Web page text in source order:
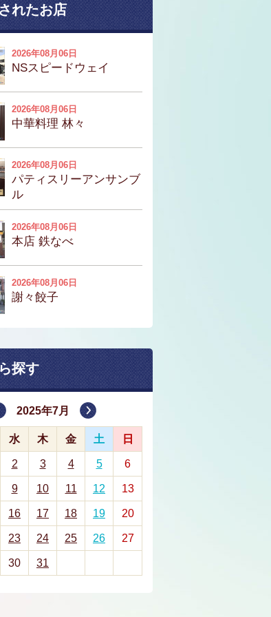
れたお店
2026年08月06日
NSスピードウェイ
2026年08月06日
中華料理 林々
2026年08月06日
パティスリーアンサンブ
ル
2026年08月06日
本店 鉄なべ
2026年08月06日
謝々餃子
探す
2025年7月
水 木 金 土 日
2 3 4 5 6
9 10 11 12 13
16 17 18 19 20
23 24 25 26 27
30 31